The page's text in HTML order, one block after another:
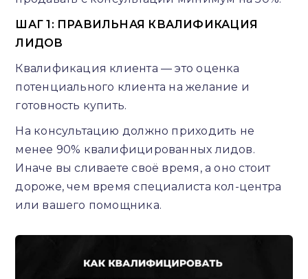
ШАГ 1: ПРАВИЛЬНАЯ КВАЛИФИКАЦИЯ
ЛИДОВ
Квалификация клиента — это оценка
потенциального клиента на желание и
готовность купить.
На консультацию должно приходить не
менее 90% квалифицированных лидов.
Иначе вы сливаете своё время, а оно стоит
дороже, чем время специалиста кол-центра
или вашего помощника.